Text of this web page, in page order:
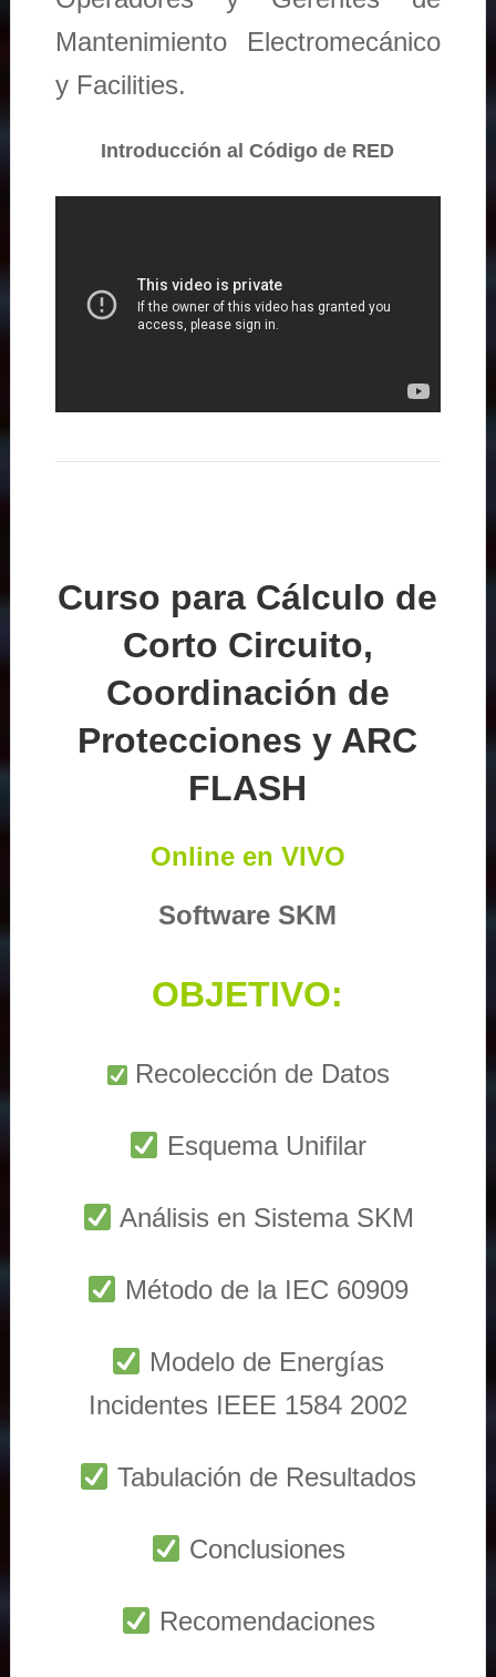
Mantenimiento Electromecánico
y Facilities.
Introducción al Código de RED
Curso para Cálculo de
Corto Circuito,
Coordinación de
Protecciones y ARC
FLASH
Online en VIVO
Software SKM
OBJETIVO:
Recolección de Datos
Esquema Unifilar
Análisis en Sistema SKM
Método de la IEC 60909
Modelo de Energías
Incidentes IEEE 1584 2002
Tabulación de Resultados
Conclusiones
Recomendaciones